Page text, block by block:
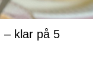
– klar på 5